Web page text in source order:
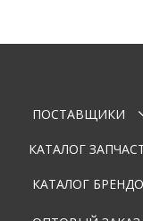
Оставьте
Ваше имя
Email
ПОСТАВЩИКИ
КАТАЛОГ
КАТАЛОГ